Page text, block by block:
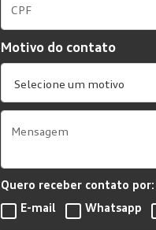
Motivo do contato
Quero receber contato por:
E-mail
Whatsapp